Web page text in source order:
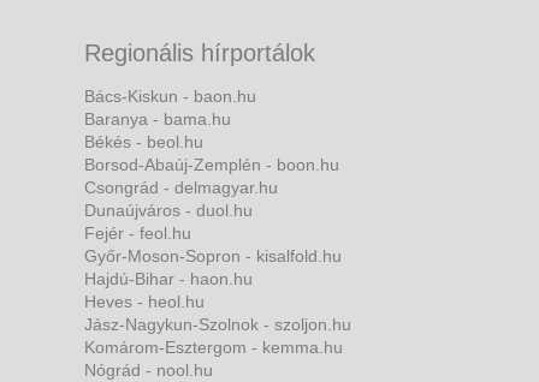
Regionális hírportálok
Bács-Kiskun - baon.hu
Baranya - bama.hu
Békés - beol.hu
Borsod-Abaúj-Zemplén - boon.hu
Csongrád - delmagyar.hu
Dunaújváros - duol.hu
Fejér - feol.hu
Győr-Moson-Sopron - kisalfold.hu
Hajdú-Bihar - haon.hu
Heves - heol.hu
Jász-Nagykun-Szolnok - szoljon.hu
Komárom-Esztergom - kemma.hu
Nógrád - nool.hu